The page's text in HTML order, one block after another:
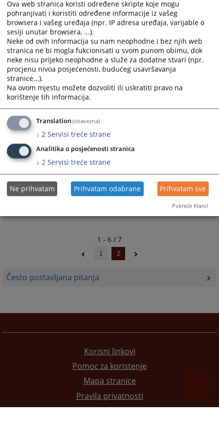
Često postavljana pitanja
the
calendar
and
select
a
date.
Press
the
question
key
to
get
the
keyboard
for
changing
the
calendar
and
select
a
date.
Press
the
question
to
get
the
keyboard
for
changing
Kako podnijeti zahtjev za pristup informacijama?
Kako doći do sudije u postupku?
Kako mogu doći na razgovor kod Predsjednika suda?
Kako sastaviti i pohraniti tastament?
1 - 6 / 7
1 2
Korisni linkovi
Pomoc za koristenje
Mapa stranice
Pravila privatnosti
Ova web stranica koristi određene skripte koje mogu
pohranjivati i koristiti određene informacije iz vašeg
browsera i vašeg uređaja (npr. IP adresa uređaja, varijable o
sesiji unutar browsera, ...).
Neke od ovih informacija su nam neophodne i bez njih web
stranica ne bi mogla fukcionisati u svom punom obimu, dok
neke nisu prijeko neophodne a služe za dodatne stvari (npr.
procjenu nivoa posjećenosti, budućeg usavršavanja
stranice...).
Na ovom mjestu možete dozvoliti ili uskratiti pravo na
korištenje tih informacija.
Translation(obavezna)
↓ 2 Servisi treće strane
Analitika o posjećenosti stranica
↓ 2 Servisi treće strane
Ne prihvatam Prihvatam odabrane Prihvatam sve
Pokreće Klaro!